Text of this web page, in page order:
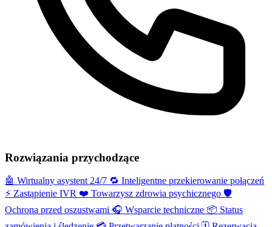
Rozwiązania przychodzące
🤖 Wirtualny asystent 24/7 🔁 Inteligentne przekierowanie połączeń
⚡️ Zastąpienie IVR ❤️ Towarzysz zdrowia psychicznego 🛡️
Ochrona przed oszustwami 🎧 Wsparcie techniczne 📦 Status